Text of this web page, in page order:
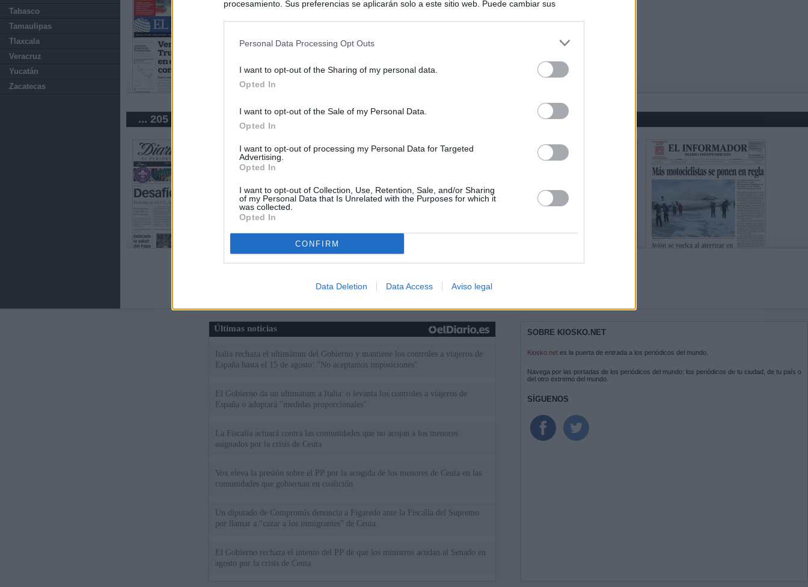
procesamiento. Sus preferencias se aplicarán solo a este sitio web. Puede cambiar sus
Personal Data Processing Opt Outs
I want to opt-out of the Sharing of my personal data.
Opted In
I want to opt-out of the Sale of my Personal Data.
Opted In
I want to opt-out of processing my Personal Data for Targeted
Advertising.
Opted In
I want to opt-out of Collection, Use, Retention, Sale, and/or Sharing
of my Personal Data that Is Unrelated with the Purposes for which it
was collected.
Opted In
CONFIRM
Data Deletion Data Access Aviso legal
Tabasco
Tamaulipas
Tlaxcala
Veracruz
Yucatán
Zacatecas
... 205 periódicos de México
Últimas noticias
Italia rechaza el ultimátum del Gobierno y mantiene los controles a viajeros de
España hasta el 15 de agosto: "No aceptamos imposiciones"
El Gobierno da un ultimátum a Italia: o levanta los controles a viajeros de
España o adoptará "medidas proporcionales"
La Fiscalía actuará contra las comunidades que no acojan a los menores
asignados por la crisis de Ceuta
Vox eleva la presión sobre el PP por la acogida de los menores de Ceuta en las
comunidades que gobiernan en coalición
Un diputado de Compromís denuncia a Figaredo ante la Fiscalía del Supremo
por llamar a “cazar a los inmigrantes” de Ceuta
El Gobierno rechaza el intento del PP de que los ministros acudan al Senado en
agosto por la crisis de Ceuta
SOBRE KIOSKO.NET
Kiosko.net es la puerta de entrada a los periódicos del mundo.
Navega por las portadas de los periódicos del mundo: los periódicos de tu ciudad, de tu país o
del otro extremo del mundo.
SÍGUENOS